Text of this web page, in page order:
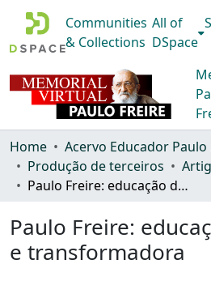
Communities
& Collections
All of
DSpace
Home
Produção de terceiros
Paulo Freire: educação dialógica e transformadora
Paulo Freire:
e transformadora